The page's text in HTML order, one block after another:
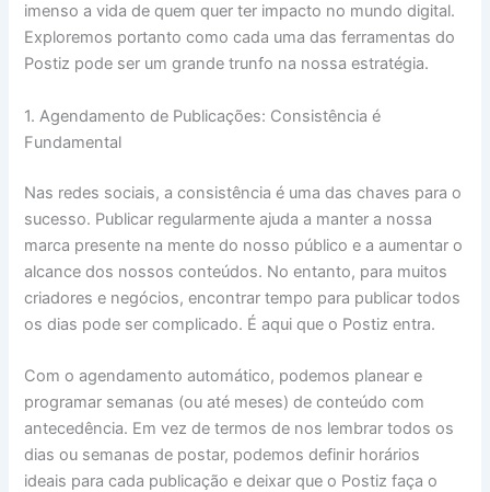
imenso a vida de quem quer ter impacto no mundo digital.
Exploremos portanto como cada uma das ferramentas do
Postiz pode ser um grande trunfo na nossa estratégia.
1. Agendamento de Publicações: Consistência é
Fundamental
Nas redes sociais, a consistência é uma das chaves para o
sucesso. Publicar regularmente ajuda a manter a nossa
marca presente na mente do nosso público e a aumentar o
alcance dos nossos conteúdos. No entanto, para muitos
criadores e negócios, encontrar tempo para publicar todos
os dias pode ser complicado. É aqui que o Postiz entra.
Com o agendamento automático, podemos planear e
programar semanas (ou até meses) de conteúdo com
antecedência. Em vez de termos de nos lembrar todos os
dias ou semanas de postar, podemos definir horários
ideais para cada publicação e deixar que o Postiz faça o